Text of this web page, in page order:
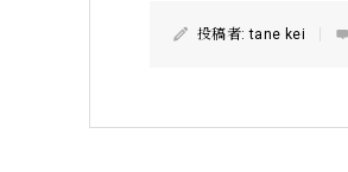
投稿者:tane kei